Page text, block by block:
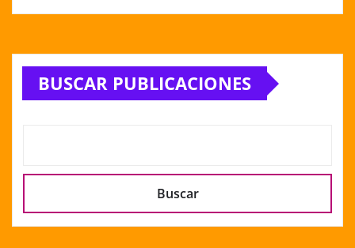
Alternative:
BUSCAR PUBLICACIONES
Buscar